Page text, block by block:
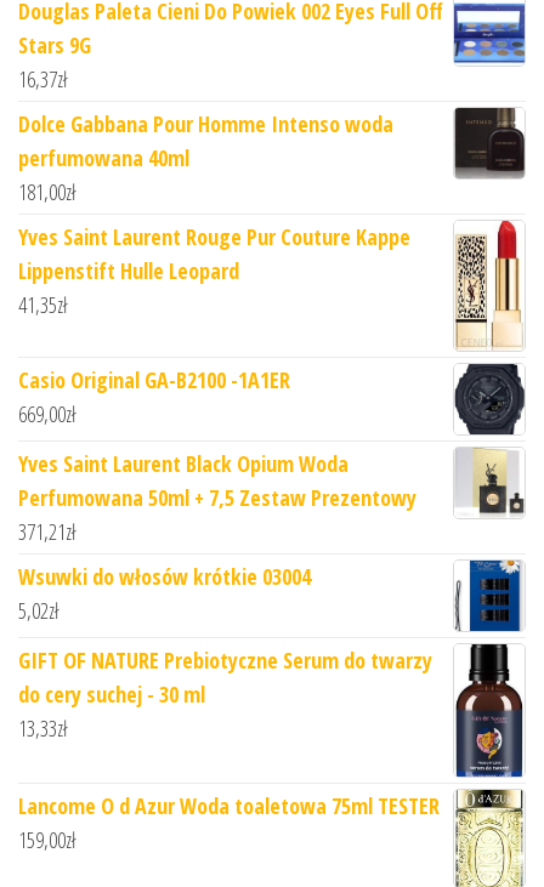
Douglas Paleta Cieni Do Powiek 002 Eyes Full Off
Stars 9G
16,37zł
Dolce Gabbana Pour Homme Intenso woda
perfumowana 40ml
181,00zł
Yves Saint Laurent Rouge Pur Couture Kappe
Lippenstift Hulle Leopard
41,35zł
Casio Original GA-B2100 -1A1ER
669,00zł
Yves Saint Laurent Black Opium Woda
Perfumowana 50ml + 7,5 Zestaw Prezentowy
371,21zł
Wsuwki do włosów krótkie 03004
5,02zł
GIFT OF NATURE Prebiotyczne Serum do twarzy
do cery suchej - 30 ml
13,33zł
Lancome O d Azur Woda toaletowa 75ml TESTER
159,00zł